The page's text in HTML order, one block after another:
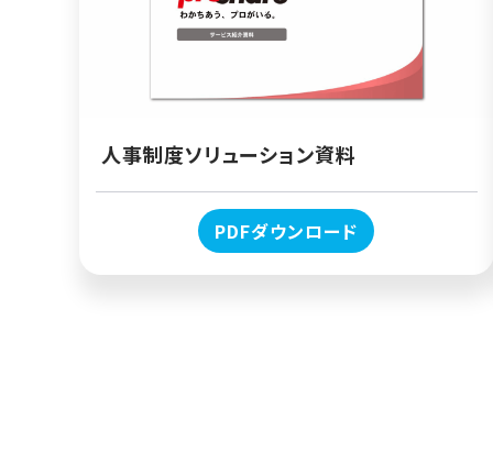
人事制度ソリューション資料
PDFダウンロード